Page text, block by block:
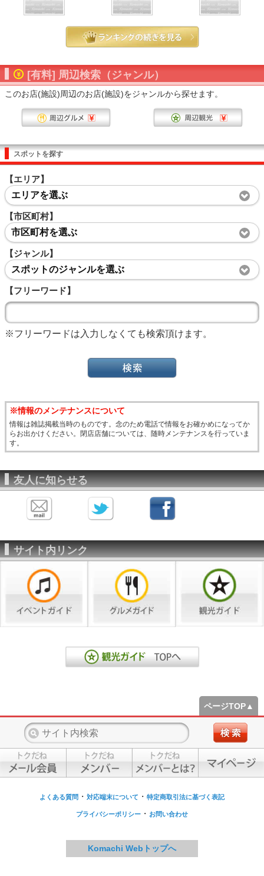
[有料] 周辺検索（ジャンル）
このお店(施設)周辺のお店(施設)をジャンルから探せます。
スポットを探す
【エリア】
エリアを選ぶ
【市区町村】
市区町村を選ぶ
【ジャンル】
スポットのジャンルを選ぶ
【フリーワード】
※フリーワードは入力しなくても検索頂けます。
※情報のメンテナンスについて
情報は雑誌掲載当時のものです。念のため電話で情報をお確かめになってか
らお出かけください。閉店店舗については、随時メンテナンスを行っていま
す。
友人に知らせる
サイト内リンク
ページTOP▲
よくある質問 ・ 対応端末について ・ 特定商取引法に基づく表記
プライバシーポリシー ・ お問い合わせ
Komachi Webトップへ